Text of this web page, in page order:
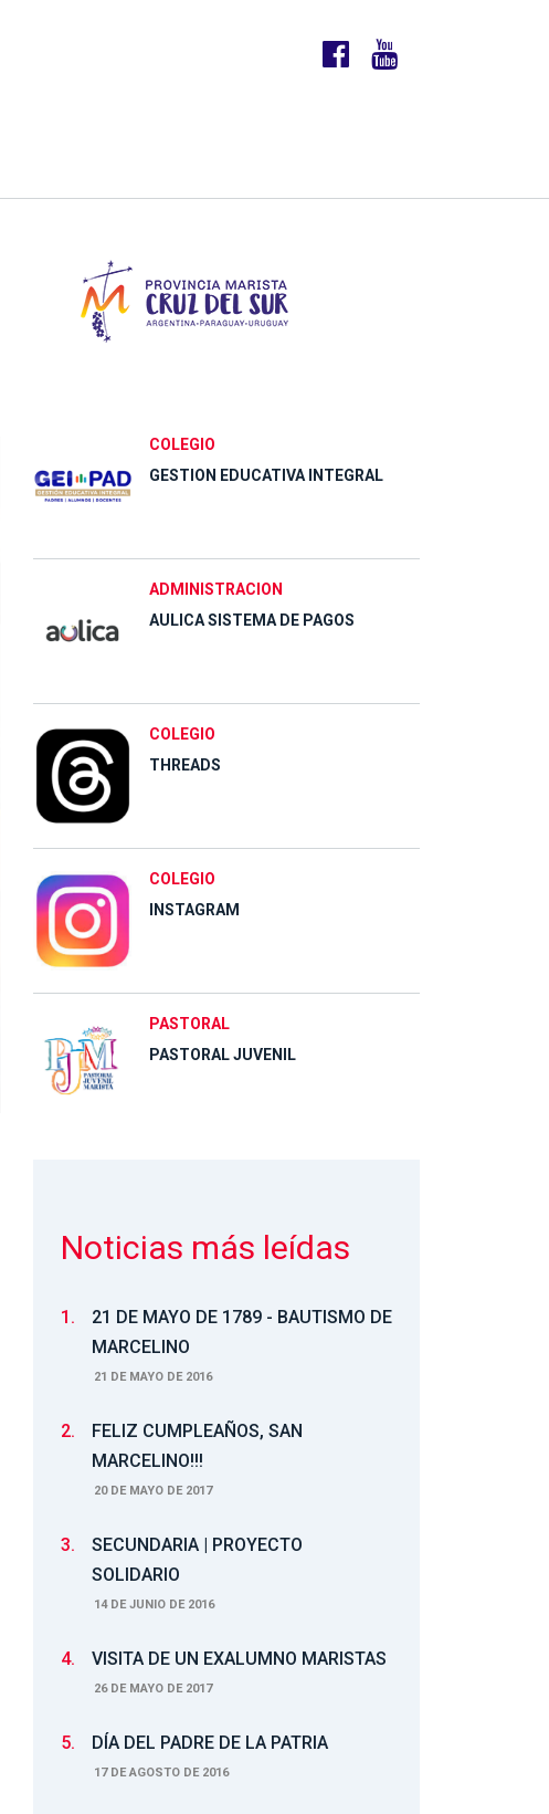
COLEGIO
GESTION EDUCATIVA INTEGRAL
ADMINISTRACION
AULICA SISTEMA DE PAGOS
COLEGIO
THREADS
COLEGIO
INSTAGRAM
PASTORAL
PASTORAL JUVENIL
Noticias más leídas
1.
21 DE MAYO DE 1789 - BAUTISMO DE
MARCELINO
21 DE MAYO DE 2016
2.
FELIZ CUMPLEAÑOS, SAN
MARCELINO!!!
20 DE MAYO DE 2017
3.
SECUNDARIA | PROYECTO
SOLIDARIO
14 DE JUNIO DE 2016
4. VISITA DE UN EXALUMNO MARISTAS
26 DE MAYO DE 2017
5. DÍA DEL PADRE DE LA PATRIA
17 DE AGOSTO DE 2016